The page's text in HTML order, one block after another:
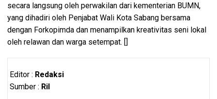
secara langsung oleh perwakilan dari kementerian BUMN,
yang dihadiri oleh Penjabat Wali Kota Sabang bersama
dengan Forkopimda dan menampilkan kreativitas seni lokal
oleh relawan dan warga setempat. []
Editor : Redaksi
Sumber : Ril